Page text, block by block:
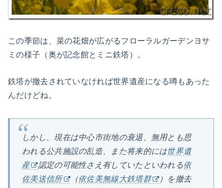
この季節は、菜の花畑が広がるフローラルガーデンヨサ
ミの様子（奥が記念館とミニ鉄塔）。
鉄塔が撤去されていなければ世界遺産になる噂もあった
んだけどね。
しかし、現在は中心市街地の衰退、無用とも思
われる公共施設の乱造、また将来的には世界遺
産
認定の可能性さえ有していたといわれる依
佐美送信所
（依佐美無線大鉄塔群
）を撤去